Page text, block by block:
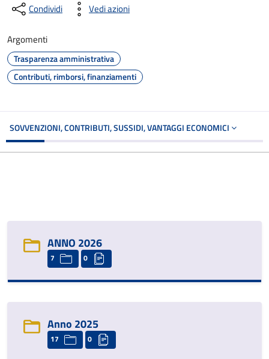
Condividi Vedi azioni
Argomenti
Trasparenza amministrativa
Contributi, rimborsi, finanziamenti
SOVVENZIONI, CONTRIBUTI, SUSSIDI, VANTAGGI ECONOMICI
ANNO 2026
7 0
Anno 2025
17 0